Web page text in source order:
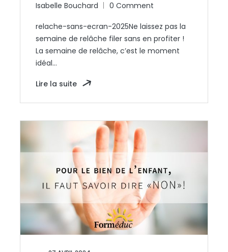
Isabelle Bouchard 0 Comment
relache-sans-ecran-2025Ne laissez pas la
semaine de relâche filer sans en profiter !
La semaine de relâche, c’est le moment
idéal…
Lire la suite